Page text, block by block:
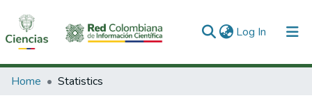
Log In (current)
Communities & Collections
Home Statistics